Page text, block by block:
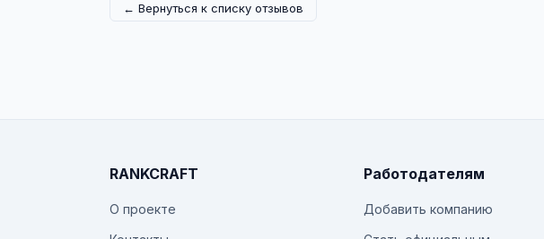
← Вернуться к списку отзывов
RANKCRAFT
О проекте
Работодателям
Добавить компанию